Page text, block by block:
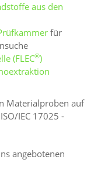
aus den
für
(FLEC®)
Materialproben auf
IEC 17025 -
angebotenen